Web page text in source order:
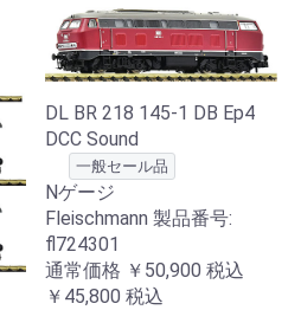
DL BR 218 145-1 DB Ep4
DCC Sound
一般セール品
Nゲージ
Fleischmann 製品番号:
fl724301
通常価格 ￥50,900 税込
￥45,800 税込